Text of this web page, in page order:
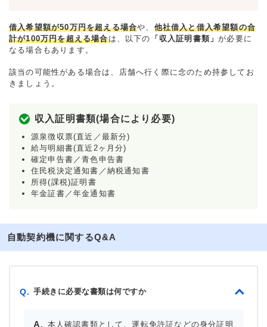
借入希望額が50万円を超える場合や、 他社借入と借入希望額の合
計が100万円を超える場合は、以下の 「収入証明書類」が必要に
なる場合もあります。
該当の可能性がある場合は、店舗へ行く際に念のため持参してお
きましょう。
収入証明書類(場合により必要)
源泉徴収票(直近／最新分)
給与明細書(直近2ヶ月分)
確定申告書／青色申告書
住民税決定通知書／納税通知書
所得(課税)証明書
年金証書／年金通知書
自動契約機に関するQ&A
Q. 手続きに必要な書類は何ですか
本人確認書類として、運転免許証などの身分証明